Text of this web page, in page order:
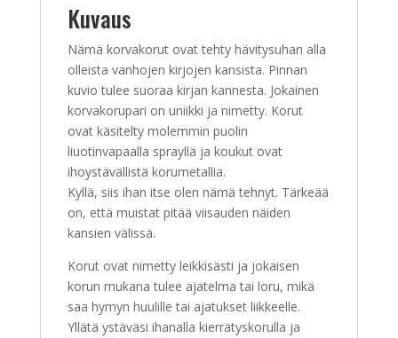
Kuvaus
Nämä korvakorut ovat tehty hävitysuhan alla
olleista vanhojen kirjojen kansista. Pinnan
kuvio tulee suoraa kirjan kannesta. Jokainen
korvakorupari on uniikki ja nimetty. Korut
ovat käsitelty molemmin puolin
liuotinvapaalla sprayllä ja koukut ovat
ihoystävällistä korumetallia.
Kyllä, siis ihan itse olen nämä tehnyt. Tärkeää
on, että muistat pitää viisauden näiden
kansien välissä.
Korut ovat nimetty leikkisästi ja jokaisen
korun mukana tulee ajatelma tai loru, mikä
saa hymyn huulille tai ajatukset liikkeelle.
Yllätä ystäväsi ihanalla kierrätyskorulla ja